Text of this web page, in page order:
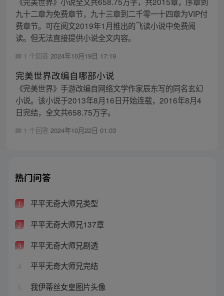
九十二章为免费章节，九十三章到二千零一十四章为VIP付
费章节。可在阅文2019年1月推出的飞读小说中免费阅
读。但无法直接提供小说全文内容。
1 个回答 2024年10月19日 17:19
完美世界改编自哪部小说
《完美世界》手游改编自网络文学作家辰东写的同名玄幻
小说。该小说于2013年8月16日开始连载，2016年8月4
日完结，全文共658.75万字。
1 个回答 2024年10月22日 01:03
热门问答
1 平平无奇大师兄类型
2 平平无奇大师兄137章
3 平平无奇大师兄剧透
4 平平无奇大师兄完结
5 我伊蒂丝女皇图片头像